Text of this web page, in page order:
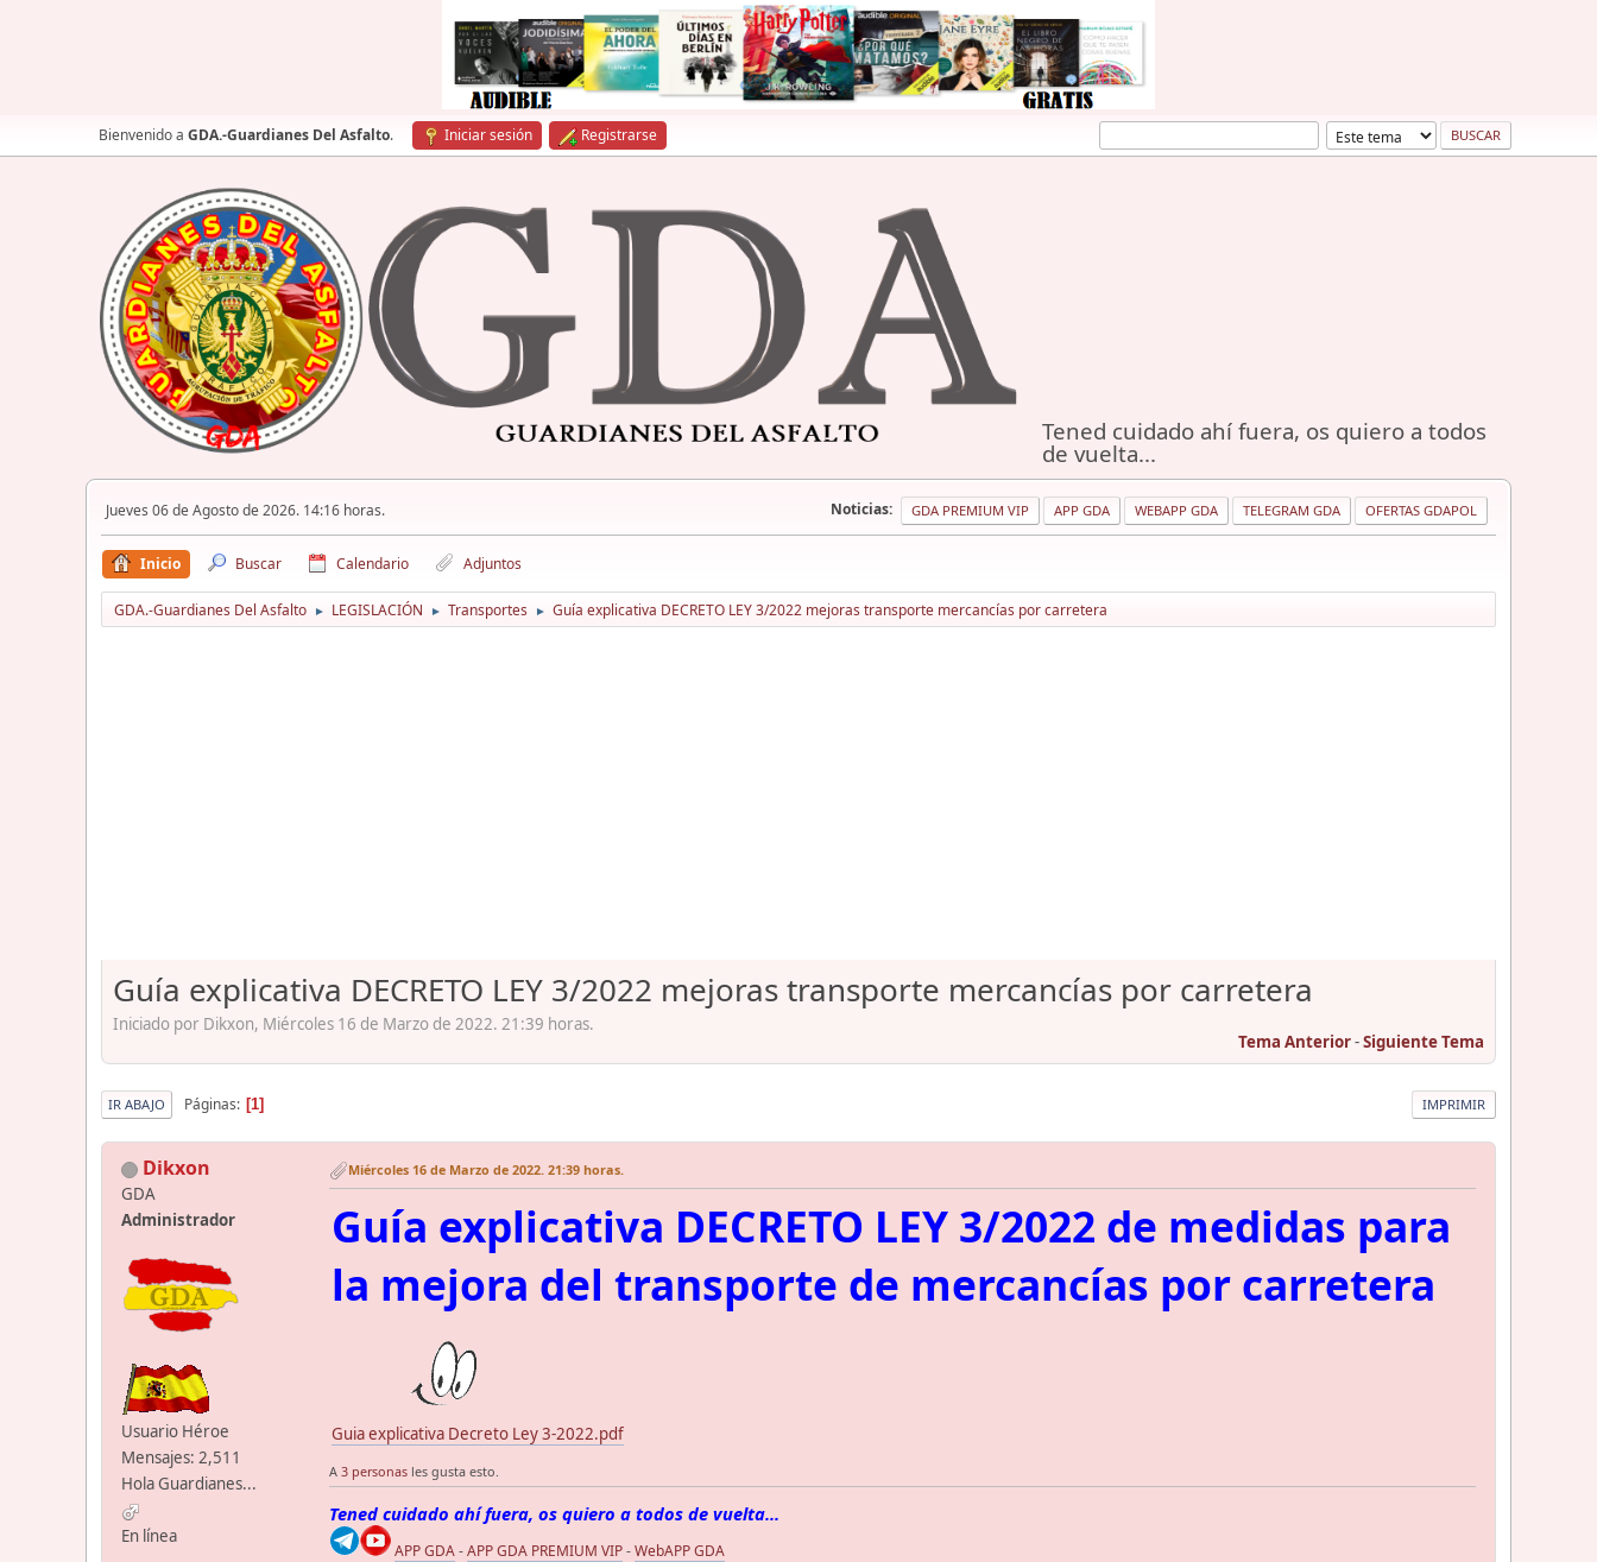
Bienvenido a GDA.-Guardianes Del Asfalto. Iniciar sesión Registrarse
Tened cuidado ahí fuera, os quiero a todos
de vuelta...
Jueves 06 de Agosto de 2026. 14:16 horas. Noticias: GDA PREMIUM VIP APP GDA WEBAPP GDA TELEGRAM GDA OFERTAS GDAPOL
Inicio Buscar Calendario Adjuntos
GDA.-Guardianes Del Asfalto ► LEGISLACIÓN ► Transportes ► Guía explicativa DECRETO LEY 3/2022 mejoras transporte mercancías por carretera
Guía explicativa DECRETO LEY 3/2022 mejoras transporte mercancías por carretera
Iniciado por Dikxon, Miércoles 16 de Marzo de 2022. 21:39 horas.
Tema Anterior-Siguiente Tema
IMPRIMIR
IR ABAJO Páginas 1
Dikxon
GDA
Administrador
Usuario Héroe
Mensajes: 2,511
Hola Guardianes...
En línea
Miércoles 16 de Marzo de 2022. 21:39 horas.
Guía explicativa DECRETO LEY 3/2022 de medidas para
la mejora del transporte de mercancías por carretera
Guia explicativa Decreto Ley 3-2022.pdf
A 3 personas les gusta esto.
Tened cuidado ahí fuera, os quiero a todos de vuelta...
APP GDA-APP GDA PREMIUM VIP-WebAPP GDA